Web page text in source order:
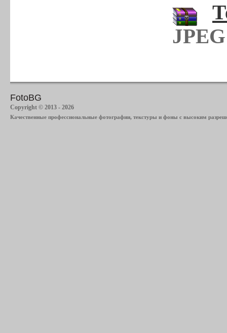
FotoBG
Copyright © 2013 - 2026
Качественные профессиональные фотографии, текстуры и фоны с высоким